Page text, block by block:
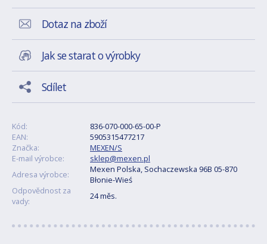
Dotaz na zboží
Jak se starat o výrobky
Sdílet
Kód:
836-070-000-65-00-P
EAN:
5905315477217
Značka:
MEXEN/S
E-mail výrobce:
sklep@mexen.pl
Adresa výrobce:
Mexen Polska, Sochaczewska 96B 05-870
Błonie-Wieś
Odpovědnost za
vady:
24 měs.